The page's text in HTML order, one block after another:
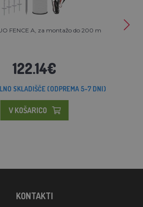
FENCE A, za montažo do 200 m
122.14€
SKLADIŠČE (ODPREMA 5-7 DNI)
V KOŠARICO
KONTAKTI